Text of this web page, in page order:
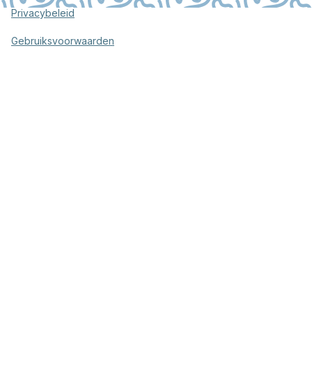
Privacybeleid
Gebruiksvoorwaarden